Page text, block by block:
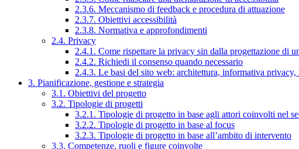
2.3.6. Meccanismo di feedback e procedura di attuazione
2.3.7. Obiettivi accessibilità
2.3.8. Normativa e approfondimenti
2.4. Privacy
2.4.1. Come rispettare la privacy sin dalla progettazione di
2.4.2. Richiedi il consenso quando necessario
2.4.3. Le basi del sito web: architettura, informativa
3. Pianificazione, gestione e strategia
3.1. Obiettivi del progetto
3.2. Tipologie di progetti
3.2.1. Tipologie di progetto in base agli attori coinvolti nel
3.2.2. Tipologie di progetto in base al focus
3.2.3. Tipologie di progetto in base all’ambito di intervento
3.3. Competenze, ruoli e figure coinvolte